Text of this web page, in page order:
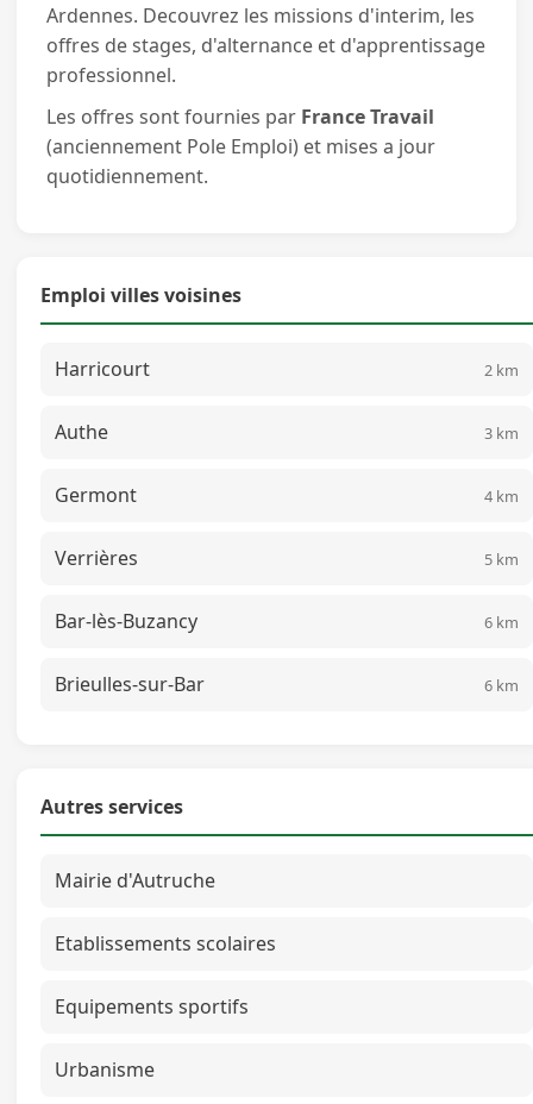
Ardennes. Decouvrez les missions d'interim, les
offres de stages, d'alternance et d'apprentissage
professionnel.
Les offres sont fournies par France Travail
(anciennement Pole Emploi) et mises a jour
quotidiennement.
Emploi villes voisines
Harricourt 2 km
Authe 3 km
Germont 4 km
Verrières 5 km
Bar-lès-Buzancy 6 km
Brieulles-sur-Bar 6 km
Autres services
Mairie d'Autruche
Etablissements scolaires
Equipements sportifs
Urbanisme